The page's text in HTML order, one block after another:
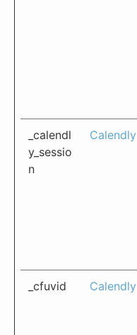
_calendl
y_sessio
n
Calendly
_cfuvid Calendly